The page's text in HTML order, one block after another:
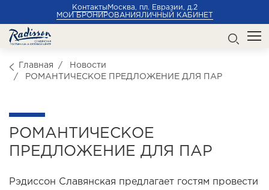
Контакты Москва, пл. Евразии, д.2
МОИ БРОНИРОВАНИЯ ЛИЧНЫЙ КАБИНЕТ
Главная
Новости
РОМАНТИЧЕСКОЕ ПРЕДЛОЖЕНИЕ ДЛЯ ПАР
РОМАНТИЧЕСКОЕ
ПРЕДЛОЖЕНИЕ ДЛЯ ПАР
Рэдиссон Славянская предлагает гостям провести